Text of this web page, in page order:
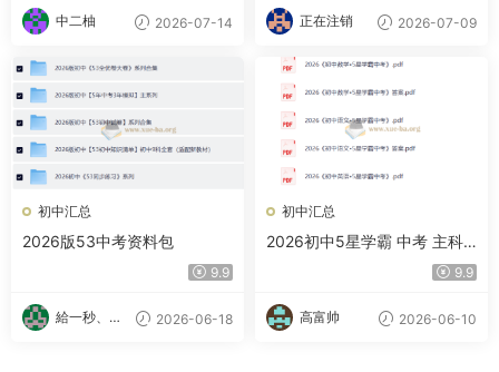
中二柚 2026-07-14 正在注销 2026-07-09
初中汇总
2026版53中考资料包
9.9
給一秒、心
2026-06-18
初中汇总
2026初中5星学霸 中考 主科
三件套（数学/语文/英语)
9.9
高富帅 2026-06-10